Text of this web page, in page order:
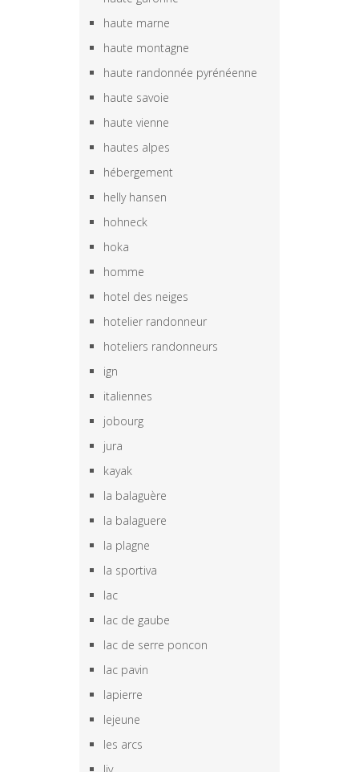
haute marne
haute montagne
haute randonnée pyrénéenne
haute savoie
haute vienne
hautes alpes
hébergement
helly hansen
hohneck
hoka
homme
hotel des neiges
hotelier randonneur
hoteliers randonneurs
ign
italiennes
jobourg
jura
kayak
la balaguère
la balaguere
la plagne
la sportiva
lac
lac de gaube
lac de serre poncon
lac pavin
lapierre
lejeune
les arcs